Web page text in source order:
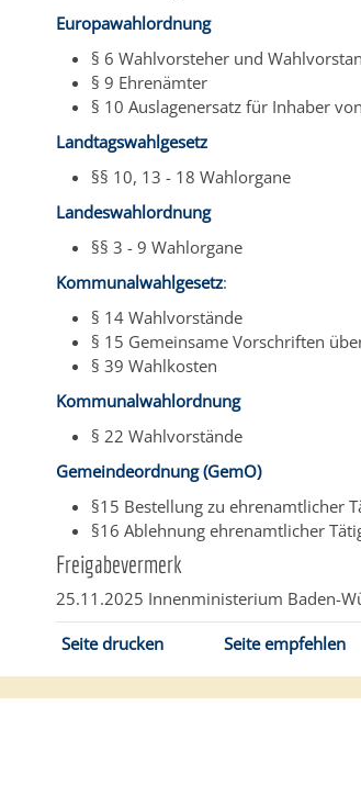
Europawahlordnung
§ 6 Wahlvorsteher und
§ 9 Ehrenämter
§ 10 Auslagenersatz für Inhaber
Landtagswahlgesetz
§§ 10, 13 - 18 Wahlorgane
Landeswahlordnung
§§ 3 - 9 Wahlorgane
Kommunalwahlgesetz:
§ 14 Wahlvorstände
§ 15 Gemeinsame Vorschriften
§ 39 Wahlkosten
Kommunalwahlordnung
§ 22 Wahlvorstände
Gemeindeordnung (GemO)
§15 Bestellung zu ehrenamtlicher
§16 Ablehnung ehrenamtlicher
Freigabevermerk
25.11.2025 Innenministerium Baden-
Seite drucken Seite empfehlen